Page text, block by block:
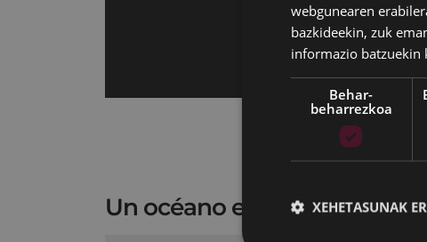
Un océano entre nosotros
webgunearen
bazkideekin, zuk
informazio batzuekin
Behar-
beharrezkoa
XEHETASUNAK